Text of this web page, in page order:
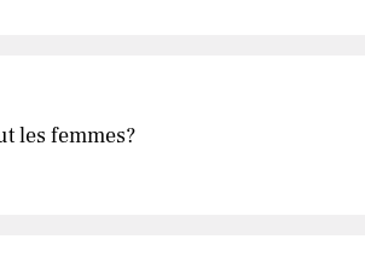
les femmes?